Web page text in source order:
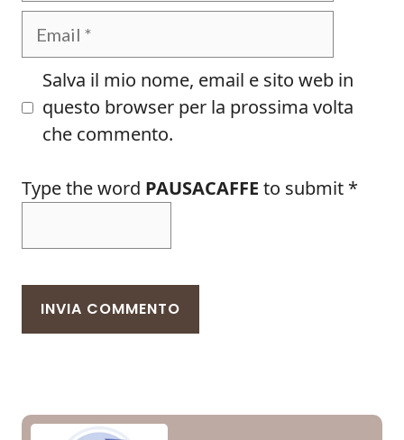
Email
Salva il mio nome, email e sito web in
questo browser per la prossima volta
che commento.
Type the word PAUSACAFFE to submit *